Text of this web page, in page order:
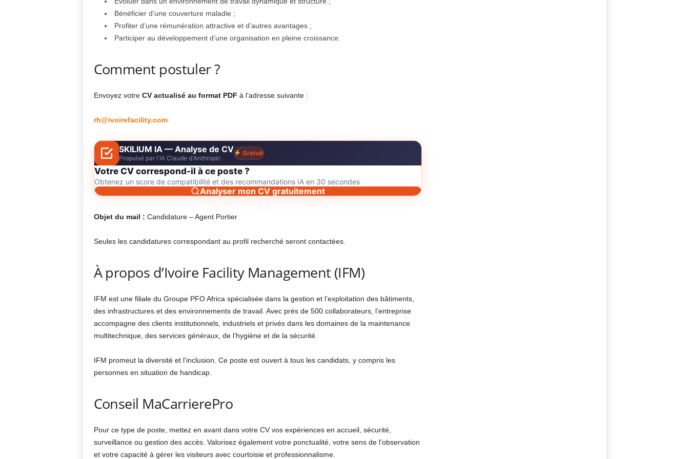
Bénéficier d’une couverture maladie ;
Profiter d’une rémunération attractive et d’autres avantages ;
Participer au développement d’une organisation en pleine croissance.
Comment postuler ?
Envoyez votre CV actualisé au format PDF à l’adresse suivante :
rh@ivoirefacility.com
SKILIUM IA — Analyse de CV
Propulsé par l'IA Claude d'Anthropic
Gratuit
Votre CV correspond-il à ce poste ?
Obtenez un score de compatibilité et des recommandations IA en 30 secondes
Analyser mon CV gratuitement
Objet du mail : Candidature – Agent Portier
Seules les candidatures correspondant au profil recherché seront contactées.
À propos d’Ivoire Facility Management (IFM)
IFM est une filiale du Groupe PFO Africa spécialisée dans la gestion et l’exploitation des bâtiments,
des infrastructures et des environnements de travail. Avec près de 500 collaborateurs, l’entreprise
accompagne des clients institutionnels, industriels et privés dans les domaines de la maintenance
multitechnique, des services généraux, de l’hygiène et de la sécurité.
IFM promeut la diversité et l’inclusion. Ce poste est ouvert à tous les candidats, y compris les
personnes en situation de handicap.
Conseil MaCarrierePro
Pour ce type de poste, mettez en avant dans votre CV vos expériences en accueil, sécurité,
surveillance ou gestion des accès. Valorisez également votre ponctualité, votre sens de l’observation
et votre capacité à gérer les visiteurs avec courtoisie et professionnalisme.